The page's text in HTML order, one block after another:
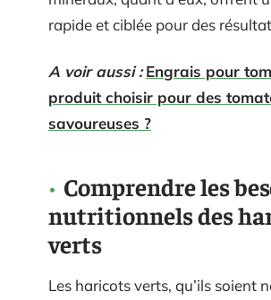
rapide et ciblée pour des
A voir aussi : Engrais pour
produit choisir pour des
savoureuses ?
Comprendre les
nutritionnels des
verts
Les haricots verts, qu’ils soient